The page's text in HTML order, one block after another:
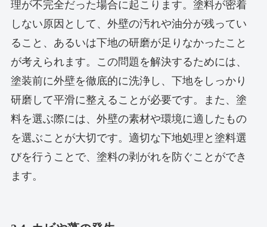
理が不完全だった場合に起こります。塗料が密着
しない原因として、外壁の汚れや油分が残ってい
ること、あるいは下地の研磨が足りなかったこと
が考えられます。この問題を解決するためには、
塗装前に外壁を徹底的に洗浄し、下地をしっかり
研磨して平滑に整えることが必要です。また、塗
料を選ぶ際には、外壁の素材や環境に適したもの
を選ぶことが大切です。適切な下地処理と塗料選
びを行うことで、塗料の剥がれを防ぐことができ
ます。